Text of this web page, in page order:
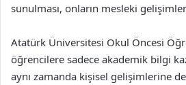
sunulması, onların mesleki
Atatürk Üniversitesi Okul Öncesi
öğrencilere sadece akademik bilgi
aynı zamanda kişisel gelişimlerine